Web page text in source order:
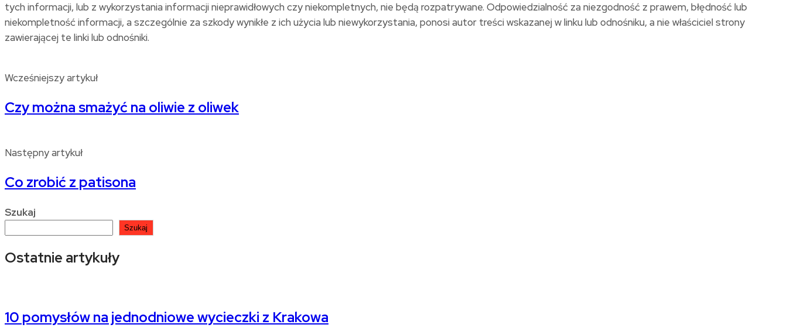
tych informacji, lub z wykorzystania informacji nieprawidłowych czy niekompletnych, nie będą rozpatrywane. Odpowiedzialność za niezgodność z prawem, błędność lub
niekompletność informacji, a szczególnie za szkody wynikłe z ich użycia lub niewykorzystania, ponosi autor treści wskazanej w linku lub odnośniku, a nie właściciel strony
zawierającej te linki lub odnośniki.
Wcześniejszy artykuł
Czy można smażyć na oliwie z oliwek
Następny artykuł
Co zrobić z patisona
Szukaj
Szukaj
Ostatnie artykuły
10 pomysłów na jednodniowe wycieczki z Krakowa